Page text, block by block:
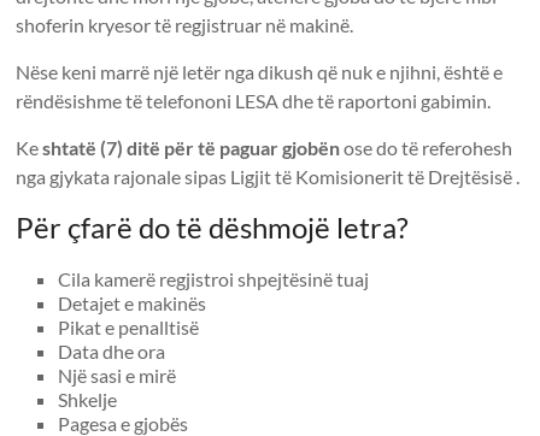
shoferin kryesor të regjistruar në makinë.
Nëse keni marrë një letër nga dikush që nuk e njihni, është e
rëndësishme të telefononi LESA dhe të raportoni gabimin.
Keshtatë (7) ditë për të paguar gjobënose do të referohesh
nga gjykata rajonale sipas Ligjit të Komisionerit të Drejtësisë .
Për çfarë do të dëshmojë letra?
Cila kamerë regjistroi shpejtësinë tuaj
Detajet e makinës
Pikat e penalltisë
Data dhe ora
Një sasi e mirë
Shkelje
Pagesa e gjobës